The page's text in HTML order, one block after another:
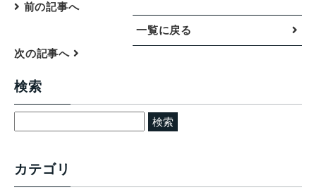
前の記事へ
一覧に戻る
次の記事へ
検索
索:
カテゴリ